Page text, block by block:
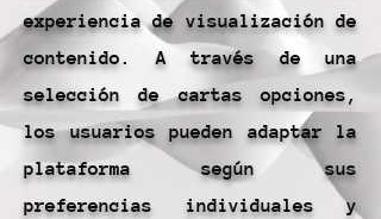
experiencia de visualización de
contenido. A través de una
selección de cartas opciones,
los usuarios pueden adaptar la
plataforma según sus
preferencias individuales y